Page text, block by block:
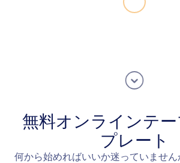
無料オンラインテ
プレート
何から始めればいいか迷っていませ